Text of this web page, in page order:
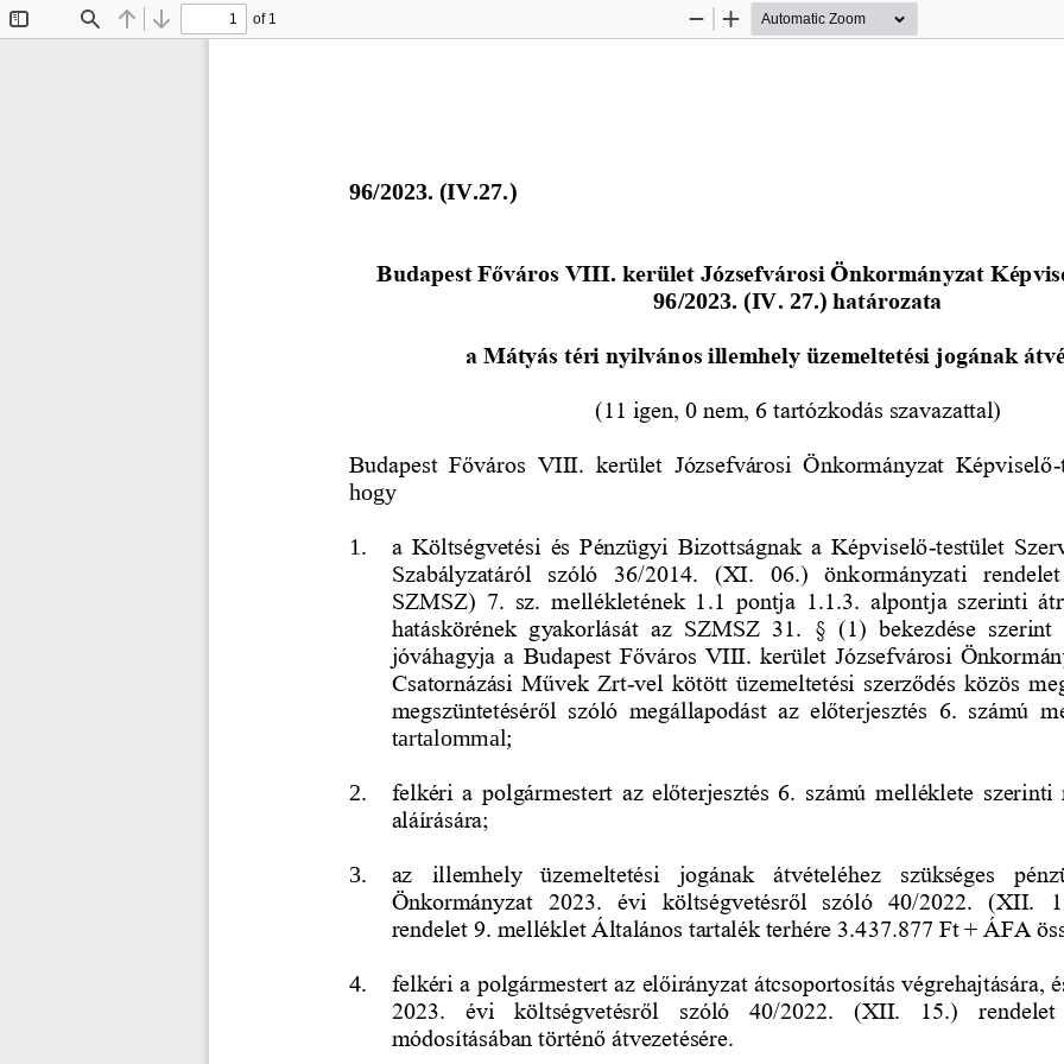
Find Previous
Next
of 1
Zoom
Zoom
96/2023. (IV.27.)
Budapest Főváros VIII. kerület Józsefvárosi Önkormányzat
96/2023. (IV. 27.) határozata
a Mátyás téri nyilvános illemhely üzemeltetési jogának
(11 igen, 0 nem, 6 tartózkodás szavazattal)
Budapest  Főváros  VIII.  kerület  Józsefvárosi  Önkormányzat  Képviselő-
hogy
1. a  Költségvetési  és  Pénzügyi  Bizottságnak  a  Képviselő-testület
Szabályzatáról  szóló  36/2014.  (XI.  06.)  önkormányzati
SZMSZ)  7.  sz.  mellékletének  1 .1  pontja  1.1.3.  alpontja  szerinti
hatáskörének  gyakorlását  az  SZMSZ  31.  §  (1)  bekezdése  szerint
jóváhagyja a Budapest Főváros VIII. kerület Józsefvárosi
Csatornázási Művek Zrt-vel kötött üzemeltetési szerződés közös
megszüntetéséről  szóló  megállapodást  az  előterjesztés  6.  számú
tartalommal;
2.
felkéri  a polgármestert az előterjesztés 6. számú  melléklete
aláírására;
3.
az  illemhely  üzemeltetési  jogának  átvételéhez  szükséges
Önkormányzat  2023.  évi  költségvetésről  szóló  40/2022.  (XII.
rendelet 9. melléklet Általános tartalék terhére 3.437.877 Ft + ÁFA
4. felkéri a polgármestert az előirányzat átcsoportosítás végrehajtására,
2023.  évi  költségvetésről  szóló  40/2022.  (XII.  15.)  rendelet
módosításában történő átvezetésére.